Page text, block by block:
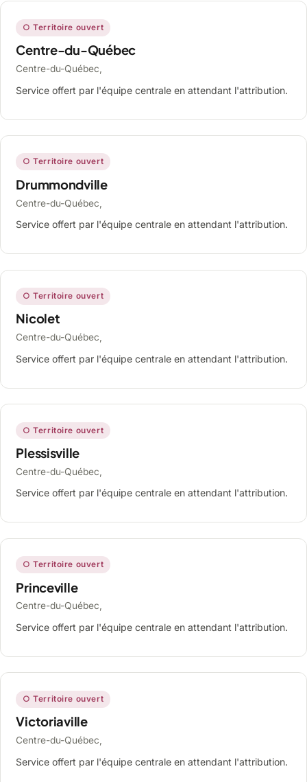
○ Territoire ouvert
Centre-du-Québec
Centre-du-Québec,
Service offert par l'équipe centrale en attendant l'attribution.
○ Territoire ouvert
Drummondville
Centre-du-Québec,
Service offert par l'équipe centrale en attendant l'attribution.
○ Territoire ouvert
Nicolet
Centre-du-Québec,
Service offert par l'équipe centrale en attendant l'attribution.
○ Territoire ouvert
Plessisville
Centre-du-Québec,
Service offert par l'équipe centrale en attendant l'attribution.
○ Territoire ouvert
Princeville
Centre-du-Québec,
Service offert par l'équipe centrale en attendant l'attribution.
○ Territoire ouvert
Victoriaville
Centre-du-Québec,
Service offert par l'équipe centrale en attendant l'attribution.